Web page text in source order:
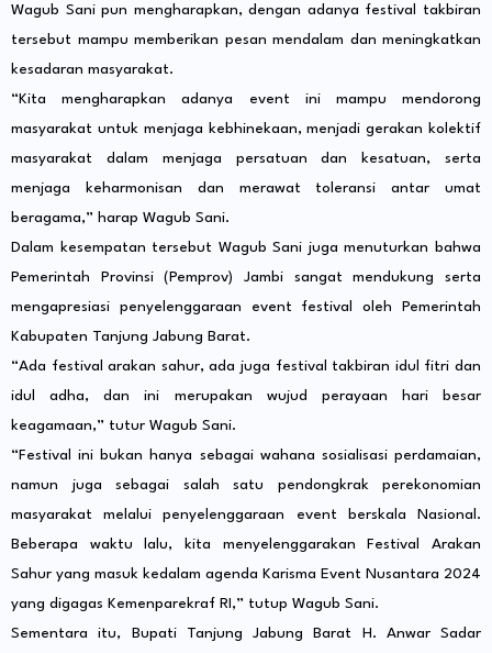
Wagub Sani pun mengharapkan, dengan adanya festival takbiran
tersebut mampu memberikan pesan mendalam dan meningkatkan
kesadaran masyarakat.
“Kita mengharapkan adanya event ini mampu mendorong
masyarakat untuk menjaga kebhinekaan, menjadi gerakan kolektif
masyarakat dalam menjaga persatuan dan kesatuan, serta
menjaga keharmonisan dan merawat toleransi antar umat
beragama,” harap Wagub Sani.
Dalam kesempatan tersebut Wagub Sani juga menuturkan bahwa
Pemerintah Provinsi (Pemprov) Jambi sangat mendukung serta
mengapresiasi penyelenggaraan event festival oleh Pemerintah
Kabupaten Tanjung Jabung Barat.
“Ada festival arakan sahur, ada juga festival takbiran idul fitri dan
idul adha, dan ini merupakan wujud perayaan hari besar
keagamaan,” tutur Wagub Sani.
“Festival ini bukan hanya sebagai wahana sosialisasi perdamaian,
namun juga sebagai salah satu pendongkrak perekonomian
masyarakat melalui penyelenggaraan event berskala Nasional.
Beberapa waktu lalu, kita menyelenggarakan Festival Arakan
Sahur yang masuk kedalam agenda Karisma Event Nusantara 2024
yang digagas Kemenparekraf RI,” tutup Wagub Sani.
Sementara itu, Bupati Tanjung Jabung Barat H. Anwar Sadar